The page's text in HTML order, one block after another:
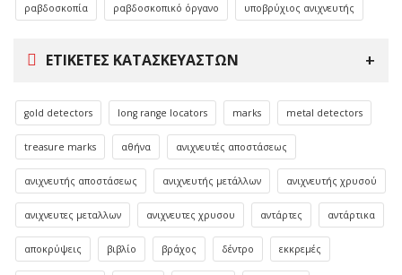
ραβδοσκοπία ραβδοσκοπικό όργανο υποβρύχιος ανιχνευτής
ΕΤΙΚΈΤΕΣ ΚΑΤΑΣΚΕΥΑΣΤΏΝ
gold detectors long range locators marks metal detectors
treasure marks αθήνα ανιχνευτές αποστάσεως
ανιχνευτής αποστάσεως ανιχνευτής μετάλλων ανιχνευτής χρυσού
ανιχνευτες μεταλλων ανιχνευτες χρυσου αντάρτες αντάρτικα
αποκρύψεις βιβλίο βράχος δέντρο εκκρεμές